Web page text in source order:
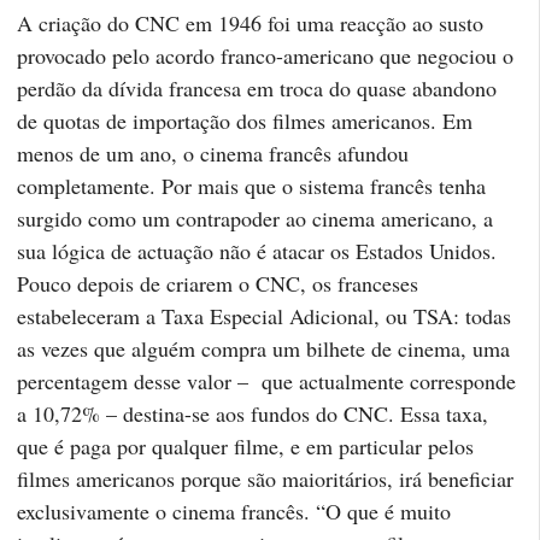
A criação do CNC em 1946 foi uma reacção ao susto
provocado pelo acordo franco-americano que negociou o
perdão da dívida francesa em troca do quase abandono
de quotas de importação dos filmes americanos. Em
menos de um ano, o cinema francês afundou
completamente. Por mais que o sistema francês tenha
surgido como um contrapoder ao cinema americano, a
sua lógica de actuação não é atacar os Estados Unidos.
Pouco depois de criarem o CNC, os franceses
estabeleceram a Taxa Especial Adicional, ou TSA: todas
as vezes que alguém compra um bilhete de cinema, uma
percentagem desse valor – que actualmente corresponde
a 10,72% – destina-se aos fundos do CNC. Essa taxa,
que é paga por qualquer filme, e em particular pelos
filmes americanos porque são maioritários, irá beneficiar
exclusivamente o cinema francês. “O que é muito